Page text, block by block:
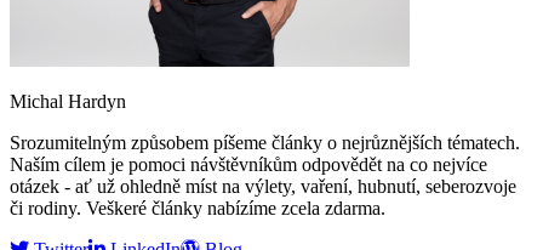
Michal Hardyn
Srozumitelným způsobem píšeme články o nejrůznějších tématech.
Naším cílem je pomoci návštěvníkům odpovědět na co nejvíce
otázek - ať už ohledně míst na výlety, vaření, hubnutí, seberozvoje
či rodiny. Veškeré články nabízíme zcela zdarma.